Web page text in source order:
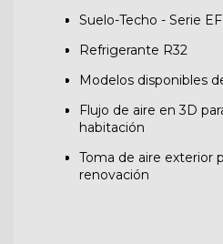
Suelo-Techo - Serie
Refrigerante R32
Modelos disponibles
Flujo de aire en 3D
habitación
Toma de aire exterior
renovación